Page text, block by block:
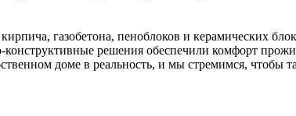
газобетона, пеноблоков и керамических
конструктивные решения обеспечили комфорт
доме в реальность, и мы стремимся,